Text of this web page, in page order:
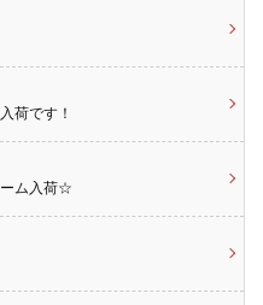
荷です！
ーム入荷☆